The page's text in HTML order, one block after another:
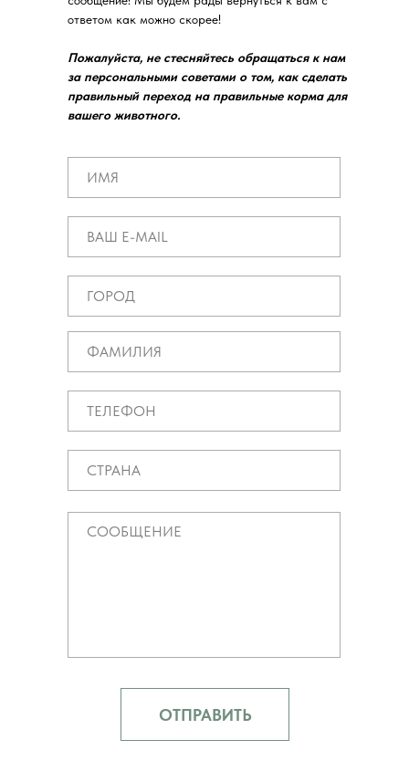
ОТПРАВИТЬ
ответом как можно скорее!
Пожалуйста, не стесняйтесь обращаться к нам
за персональными советами о том, как сделать
правильный переход на правильные корма для
вашего животного.
Санкт-Петербург